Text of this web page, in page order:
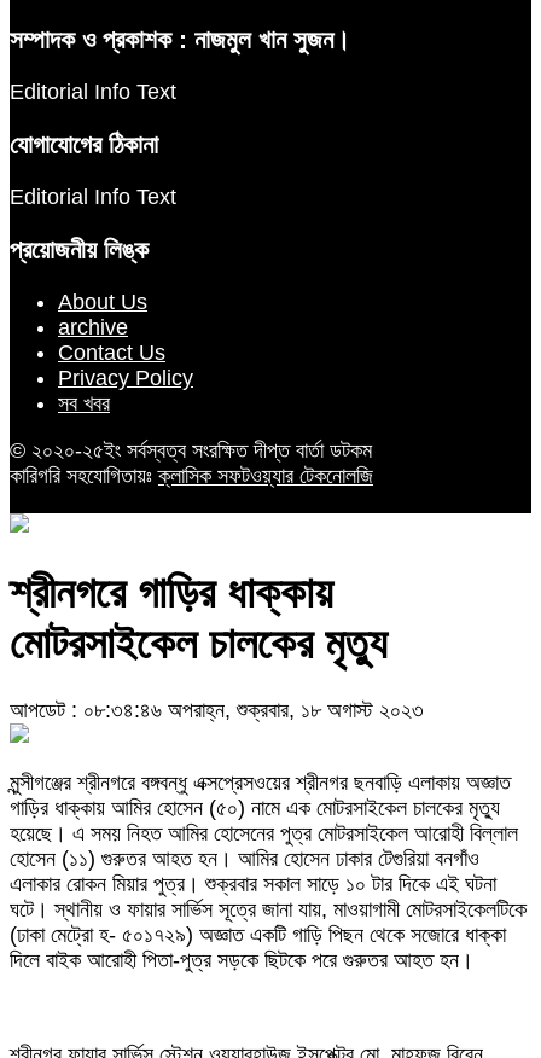
সম্পাদক ও প্রকাশক : নাজমুল খান সুজন।
Editorial Info Text
যোগাযোগের ঠিকানা
Editorial Info Text
প্রয়োজনীয় লিঙ্ক
About Us
archive
Contact Us
Privacy Policy
সব খবর
© ২০২০-২৫ইং সর্বস্বত্ব সংরক্ষিত দীপ্ত বার্তা ডটকম
কারিগরি সহযোগিতায়ঃক্লাসিক সফটওয়্যার টেকনোলজি
শ্রীনগরে গাড়ির ধাক্কায়
মোটরসাইকেল চালকের মৃত্যু
আপডেট : ০৮:৩৪:৪৬ অপরাহ্ন, শুক্রবার, ১৮ অগাস্ট ২০২৩
মুন্সীগঞ্জের শ্রীনগরে বঙ্গবন্ধু এক্সপ্রেসওয়ের শ্রীনগর ছনবাড়ি এলাকায় অজ্ঞাত
গাড়ির ধাক্কায় আমির হোসেন (৫০) নামে এক মোটরসাইকেল চালকের মৃত্যু
হয়েছে। এ সময় নিহত আমির হোসেনের পুত্র মোটরসাইকেল আরোহী বিল্লাল
হোসেন (১১) গুরুতর আহত হন। আমির হোসেন ঢাকার টেগুরিয়া বনগাঁও
এলাকার রোকন মিয়ার পুত্র। শুক্রবার সকাল সাড়ে ১০ টার দিকে এই ঘটনা
ঘটে। স্থানীয় ও ফায়ার সার্ভিস সূত্রে জানা যায়, মাওয়াগামী মোটরসাইকেলটিকে
(ঢাকা মেট্রো হ- ৫০১৭২৯) অজ্ঞাত একটি গাড়ি পিছন থেকে সজোরে ধাক্কা
দিলে বাইক আরোহী পিতা-পুত্র সড়কে ছিটকে পরে গুরুতর আহত হন।